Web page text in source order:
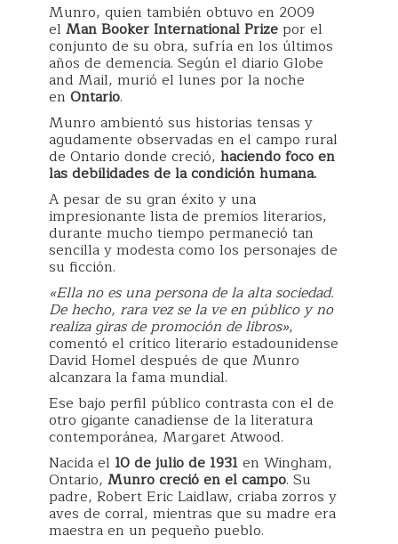
Munro, quien también obtuvo en 2009
el Man Booker International Prizepor el
conjunto de su obra, sufría en los últimos
años de demencia. Según el diario Globe
and Mail, murió el lunes por la noche
en Ontario.
Munro ambientó sus historias tensas y
agudamente observadas en el campo rural
de Ontario donde creció, haciendo foco en
las debilidades de la condición humana.
A pesar de su gran éxito y una
impresionante lista de premios literarios,
durante mucho tiempo permaneció tan
sencilla y modesta como los personajes de
su ficción.
«Ella no es una persona de la alta sociedad.
De hecho, rara vez se la ve en público y no
realiza giras de promoción de libros»,
comentó el crítico literario estadounidense
David Homel después de que Munro
alcanzara la fama mundial.
Ese bajo perfil público contrasta con el de
otro gigante canadiense de la literatura
contemporánea, Margaret Atwood.
Nacida el 10 de julio de 1931en Wingham,
Ontario, Munro creció en el campo. Su
padre, Robert Eric Laidlaw, criaba zorros y
aves de corral, mientras que su madre era
maestra en un pequeño pueblo.